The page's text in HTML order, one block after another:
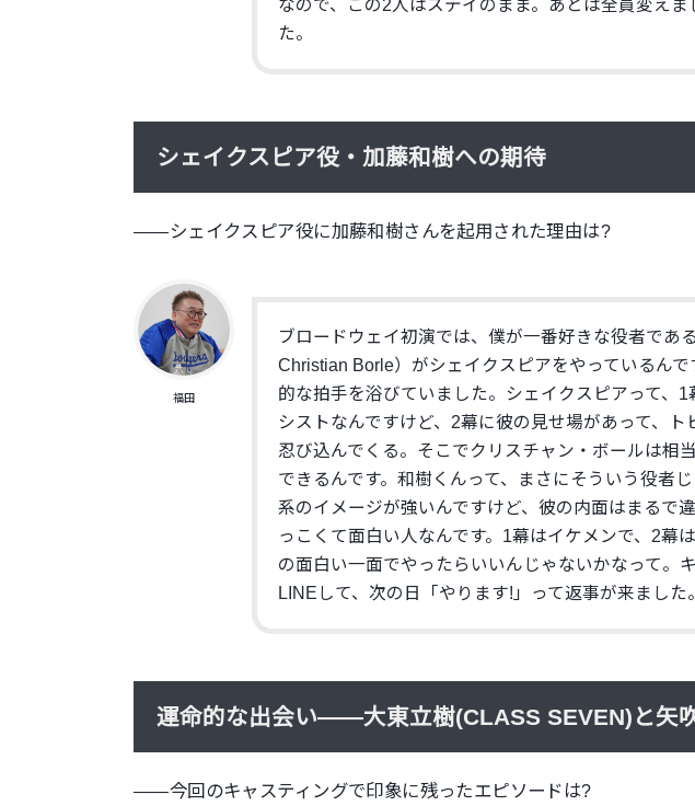
なので、
この2人はステイのまま。
あとは全員変え
た。
シェイクスピア役・加藤和樹への期待
――シェイクスピア役に加藤和樹さんを起用された理由は?
福田
ブロードウェイ初演では、僕が一番好きな役者であ
Christian Borle）がシェイクスピアをやっているんで
的な拍手を浴びていました。 シェイクスピアって、 1
シストなんですけど、 2幕に彼の見せ場があって、
忍び込んでくる。
そこでクリスチャン・ ボールは相
できるんです。和樹くんって、まさにそういう役者じ
系のイメージが強いんですけど、彼の内面はまるで
っこくて面白い人なんです。1幕はイケメンで、 2幕
の面白い一面でやったらいいんじゃないかなって。
LINEして、次の日「やります! 」って返事が来ました。
運命的な出会い――大東立樹(CLASS SEVEN)と矢
――今回のキャスティングで印象に残ったエピソードは?